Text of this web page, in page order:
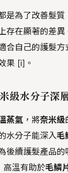
是為了改善髮
存在顯著的差異
合自己的護髮
果 [i]。
級水分子深
蒸氣 ，將奈米級
水分子能深入毛
後續護髮產品的
高溫有助於毛鱗